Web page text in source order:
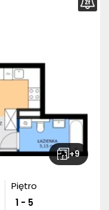
+9
Piętro
1 - 5